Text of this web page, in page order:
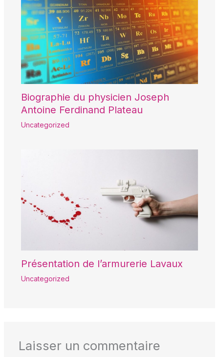
Biographie du physicien Joseph
Antoine Ferdinand Plateau
Uncategorized
Présentation de l’armurerie Lavaux
Uncategorized
Laisser un commentaire